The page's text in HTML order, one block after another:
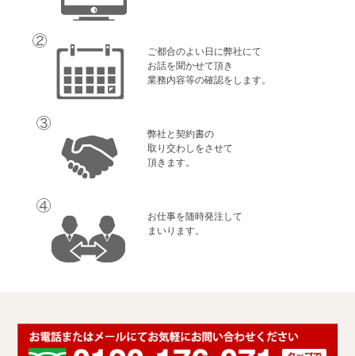
ご都合のよい日に弊社にて
お話を聞かせて頂き
業務内容等の確認をします。
弊社と契約書の
取り交わしをさせて
頂きます。
お仕事を随時発注して
まいります。